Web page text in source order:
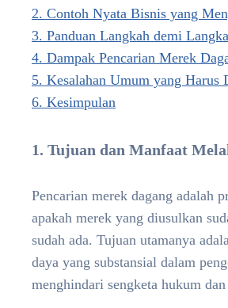
2. Contoh Nyata Bisnis yang
3. Panduan Langkah demi
4. Dampak Pencarian Merek
5. Kesalahan Umum yang Harus
6. Kesimpulan
1. Tujuan dan Manfaat
Pencarian merek dagang adalah
apakah merek yang diusulkan
sudah ada. Tujuan utamanya
daya yang substansial dalam
menghindari sengketa hukum